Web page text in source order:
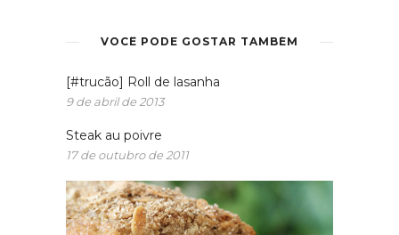
VOCÊ PODE GOSTAR TAMBÉM
[#trucão] Roll de lasanha
9 de abril de 2013
Steak au poivre
17 de outubro de 2011